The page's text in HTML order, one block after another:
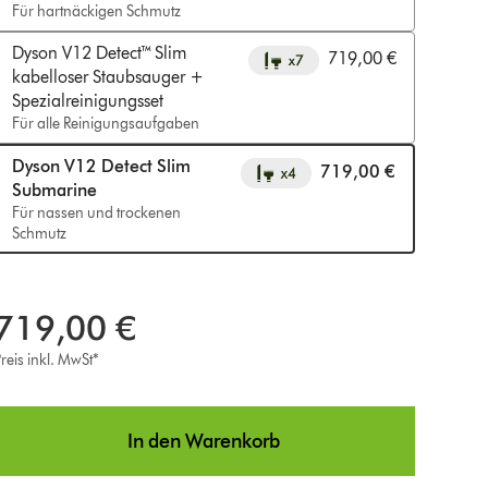
Für hartnäckigen Schmutz
Dyson V12 Detect™ Slim
kabelloser Staubsauger +
Spezialreinigungsset
Für alle Reinigungsaufgaben
719,00 €
Dyson V12 Detect Slim
Submarine
Für nassen und trockenen
Schmutz
719,00 €
€
inkl. MwSt*
In den Warenkorb